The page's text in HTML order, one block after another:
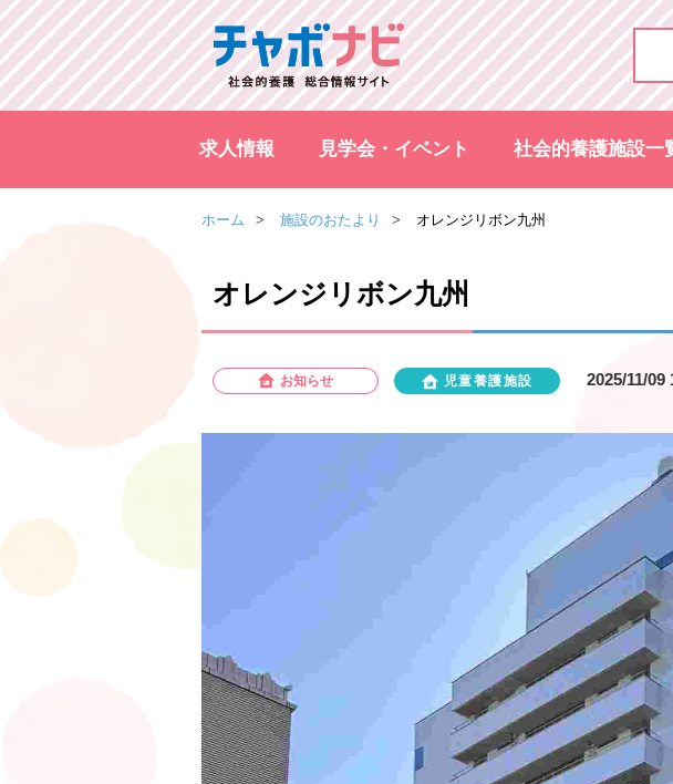
求人情報 見学会・イベント 社会的養護施設一
ホーム 施設のおたより オレンジリボン九州
オレンジリボン九州
お知らせ 児童養護施設 2025/11/09